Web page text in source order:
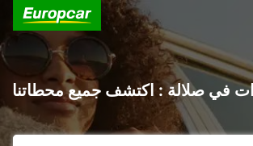
في صلالة : اكتشف جميع محطاتنا